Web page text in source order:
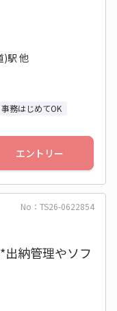
)駅 他
事務はじめてOK
エントリー
No：TS26-0622854
納管理やソフ